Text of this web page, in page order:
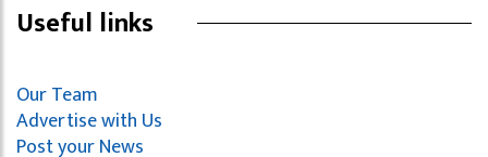
Useful links
Our Team
Advertise with Us
Post your News